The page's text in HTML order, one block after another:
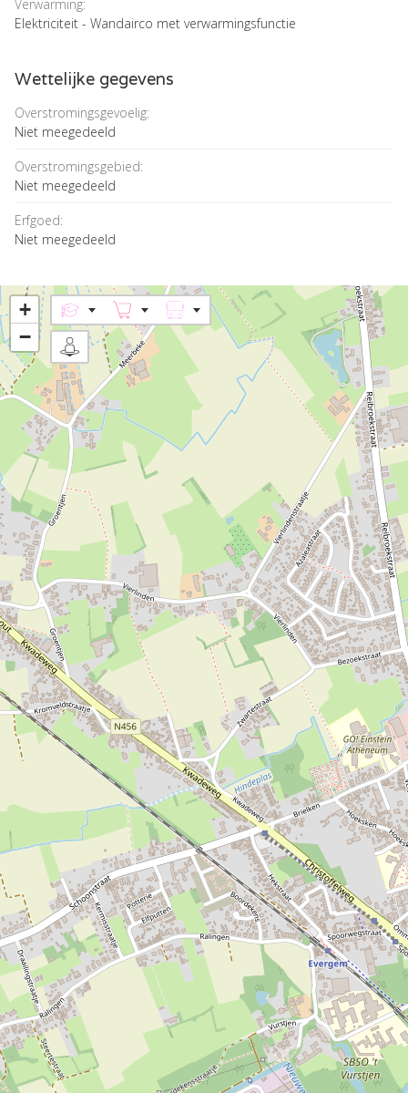
Verwarming:
Elektriciteit - Wandairco met verwarmingsfunctie
Wettelijke gegevens
Overstromingsgevoelig:
Niet meegedeeld
Overstromingsgebied:
Niet meegedeeld
Erfgoed:
Niet meegedeeld
+
−